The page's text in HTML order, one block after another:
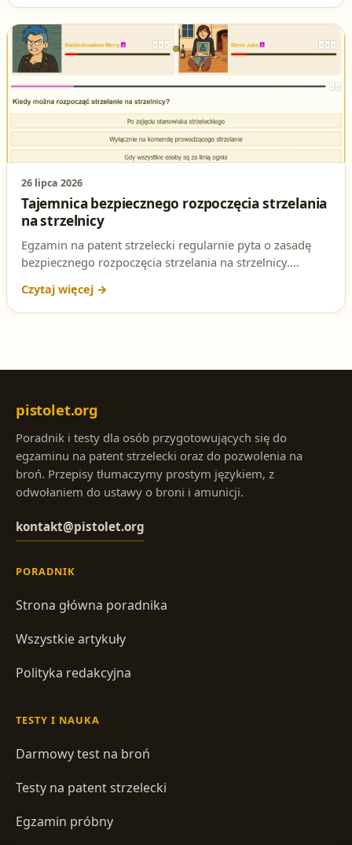
26 lipca 2026
Tajemnica bezpiecznego rozpoczęcia strzelania
na strzelnicy
Egzamin na patent strzelecki regularnie pyta o zasadę
bezpiecznego rozpoczęcia strzelania na strzelnicy.
i dlaczego to jedyny moment, w którym wolno oddać
strzał.
pistolet.org
Poradnik i testy dla osób przygotowujących się do
egzaminu na patent strzelecki oraz do pozwolenia na
broń. Przepisy tłumaczymy prostym językiem, z
odwołaniem do ustawy o broni i amunicji.
kontakt@pistolet.org
PORADNIK
Strona główna poradnika
Wszystkie artykuły
Polityka redakcyjna
TESTY I NAUKA
Darmowy test na broń
Testy na patent strzelecki
Egzamin próbny